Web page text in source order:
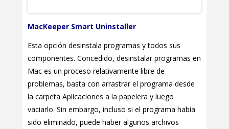
MacKeeper Smart Uninstaller
Esta opción desinstala programas y todos sus
componentes. Concedido, desinstalar programas en
Mac es un proceso relativamente libre de
problemas, basta con arrastrar el programa desde
la carpeta Aplicaciones a la papelera y luego
vaciarlo. Sin embargo, incluso si el programa había
sido eliminado, puede haber algunos archivos